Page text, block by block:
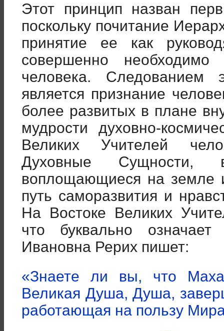
Этот принцип назван
поскольку почитание
принятие ее как
совершенно необходимо
человека. Следованием
является признание
более развитых в плане
мудрости духовно-
Великих Учителей
Духовные Сущности,
воплощающиеся на
путь саморазвития и
На Востоке Великих
что буквально
Ивановна Рерих пишет:
«Знаете ли вы, что
Великая Душа, Душа,
работающая на пользу